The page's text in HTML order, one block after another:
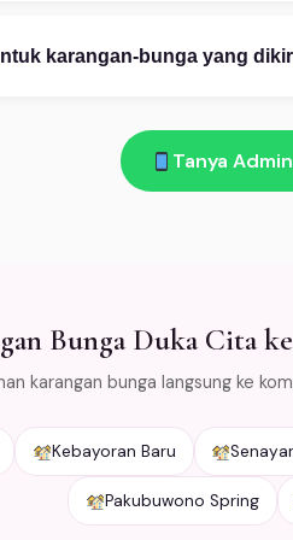
(2) Pilih desain dari katalog atau
karangan-bunga yang
bunga dengan cold
area Jabodetabek.Tanya
Bunga Duka Cita
karangan bunga langsung ke
Kebayoran Baru
Pakubuwono Spring